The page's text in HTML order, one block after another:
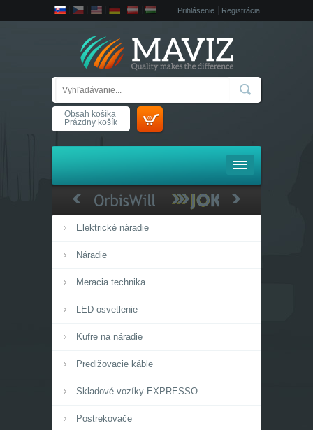
Prihlásenie Registrácia
Obsah košíka
Prázdny košík
Elektrické náradie
Náradie
Meracia technika
LED osvetlenie
Kufre na náradie
Predlžovacie káble
Skladové vozíky EXPRESSO
Postrekovače